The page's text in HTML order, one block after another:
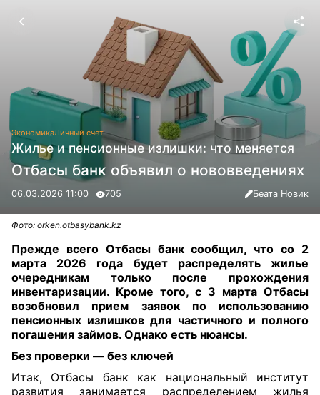
ЭкономикаЛичный счет
Жилье и пенсионные излишки: что меняется
Отбасы банк объявил о нововведениях
06.03.2026 11:00 705 Беата Новик
Фото: orken.otbasybank.kz
Прежде всего Отбасы банк сообщил, что со 2
марта 2026 года будет распределять жилье
очередникам только после прохождения
инвентаризации. Кроме того, с 3 марта Отбасы
возобновил прием заявок по использованию
пенсионных излишков для частичного и полного
погашения займов. Однако есть нюансы.
Без проверки — без ключей
Итак, Отбасы банк как национальный институт
развития занимается распределением жилья